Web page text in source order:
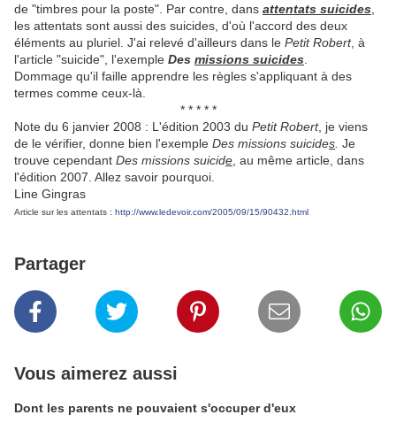
de "timbres pour la poste". Par contre, dans attentats suicides
les attentats sont aussi des suicides, d'où l'accord des deux
éléments au pluriel. J'ai relevé d'ailleurs dans le Petit Robert, à
l'article "suicide", l'exemple Des missions suicides
Dommage qu'il faille apprendre les règles s'appliquant à des
termes comme ceux-là.
* * * * *
Note du 6 janvier 2008 : L'édition 2003 du Petit Robert, je viens
de le vérifier, donne bien l'exemple Des missions suicides Je
trouve cependant Des missions suicide , au même article, dans
l'édition 2007. Allez savoir pourquoi.
Line Gingras
Article sur les attentats : http://www.ledevoir.com/2005/09/15/90432.html
Partager
Vous aimerez aussi
Dont les parents ne pouvaient s'occuper d'eux